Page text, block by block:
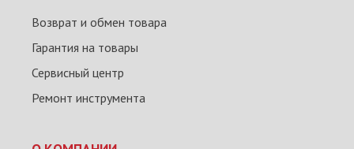
Возврат и обмен товара
Гарантия на товары
Сервисный центр
Ремонт инструмента